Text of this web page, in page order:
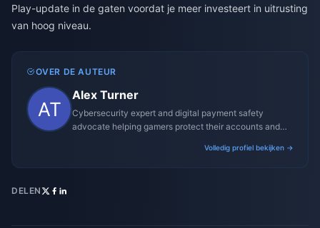
Play-update in de gaten voordat je meer investeert in uitrusting
van hoog niveau.
OVER DE AUTEUR
Alex Turner
Cybersecurity expert and digital payment safety
advocate helping gamers protect their accounts and
Volledig profiel bekijken →
DELEN